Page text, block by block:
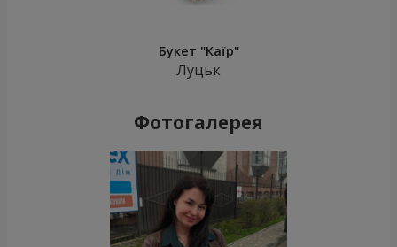
Букет "Каїр"
Луцьк
Фотогалерея